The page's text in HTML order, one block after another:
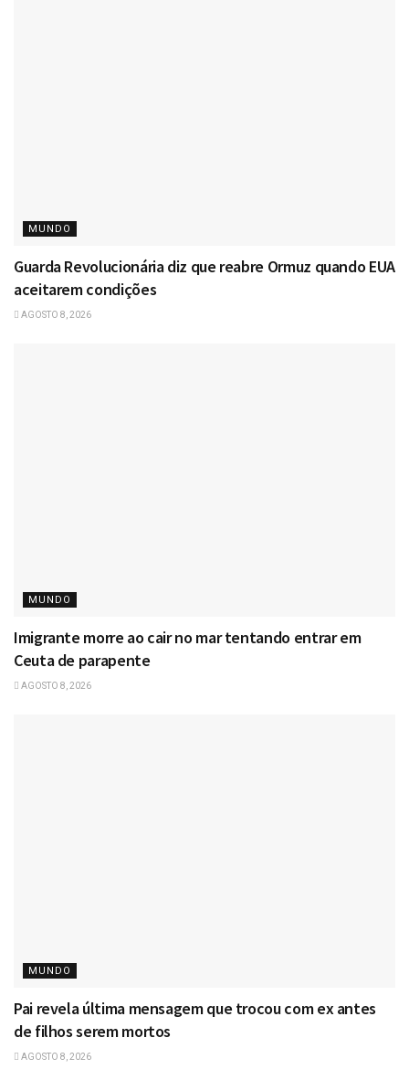
MUNDO
Guarda Revolucionária diz que reabre Ormuz quando EUA
aceitarem condições
AGOSTO 8, 2026
MUNDO
Imigrante morre ao cair no mar tentando entrar em
Ceuta de parapente
AGOSTO 8, 2026
MUNDO
Pai revela última mensagem que trocou com ex antes
de filhos serem mortos
AGOSTO 8, 2026